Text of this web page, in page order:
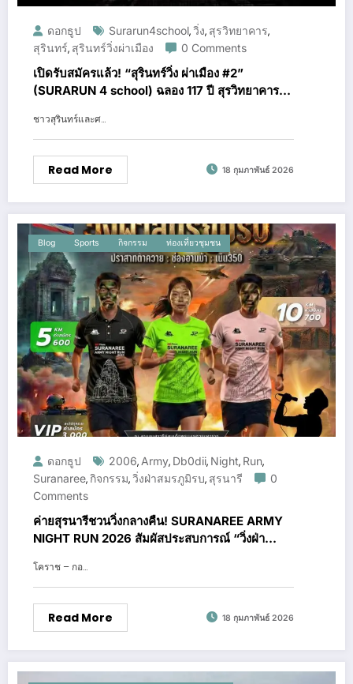
ดอกธูป Surarun4school,วิ่ง, สุรวิทยาคาร,
สุรินทร์, สุรินทร์วิ่งผ่าเมือง 0 Comments
เปิดรับสมัครแล้ว! “สุรินทร์วิ่ง ผ่าเมือง #2”
(SURARUN 4 school) ฉลอง 117 ปี สุรวิทยาคาร
ชาวสุรินทร์และศ…
Read More 18 กุมภาพันธ์ 2026
Blog Sports กิจกรรม ท่องเที่ยวชุมชน
ดอกธูป 2006, Army, Db0dii, Night, Run,
Suranaree,กิจกรรม,วิ่งฝ่าสมรภูมิรบ, สุรนารี
0
Comments
ค่ายสุรนารีชวนวิ่งกลางคืน! SURANAREE ARMY
NIGHT RUN 2026 สัมผัสประสบการณ์ “วิ่งฝ่า
โคราช – กอ…
Read More 18 กุมภาพันธ์ 2026